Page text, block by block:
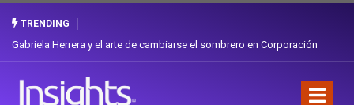
TRENDING
Gabriela Herrera y el arte de cambiarse el sombrero en Corporación